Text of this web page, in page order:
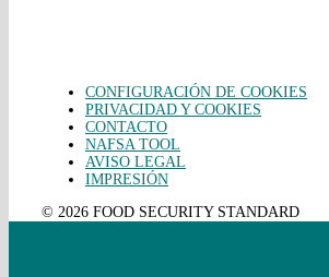
CONFIGURACIÓN DE COOKIES
PRIVACIDAD Y COOKIES
CONTACTO
NAFSA TOOL
AVISO LEGAL
IMPRESIÓN
© 2026 FOOD SECURITY STANDARD